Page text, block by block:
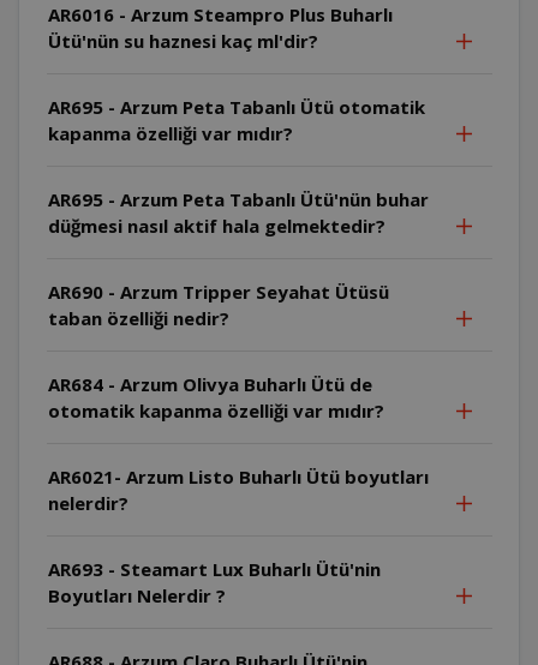
AR6016 - Arzum Steampro Plus Buharlı
Ütü'nün su haznesi kaç ml'dir?
AR695 - Arzum Peta Tabanlı Ütü otomatik
kapanma özelliği var mıdır?
AR695 - Arzum Peta Tabanlı Ütü'nün buhar
düğmesi nasıl aktif hala gelmektedir?
AR690 - Arzum Tripper Seyahat Ütüsü
taban özelliği nedir?
AR684 - Arzum Olivya Buharlı Ütü de
otomatik kapanma özelliği var mıdır?
AR6021- Arzum Listo Buharlı Ütü boyutları
nelerdir?
AR693 - Steamart Lux Buharlı Ütü'nin
Boyutları Nelerdir ?